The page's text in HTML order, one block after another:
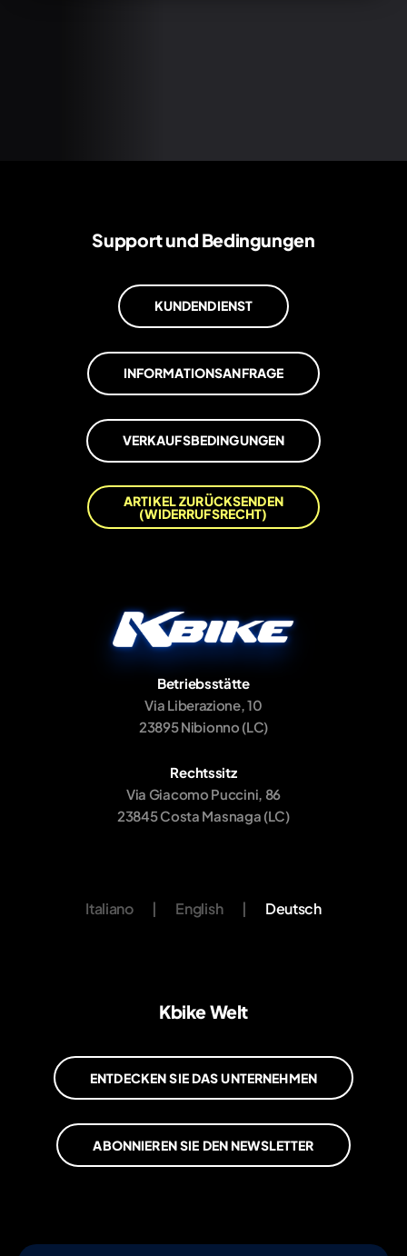
Support und Bedingungen
KUNDENDIENST
INFORMATIONSANFRAGE
VERKAUFSBEDINGUNGEN
ARTIKEL ZURÜCKSENDEN
(WIDERRUFSRECHT)
Betriebsstätte
Via Liberazione, 10
23895 Nibionno (LC)
Rechtssitz
Via Giacomo Puccini, 86
23845 Costa Masnaga (LC)
Italiano | English | Deutsch
Kbike Welt
ENTDECKEN SIE DAS UNTERNEHMEN
ABONNIEREN SIE DEN NEWSLETTER